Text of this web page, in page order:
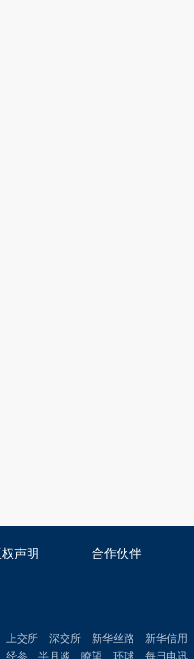
声明 合作伙伴
上交所 深交所 新华丝路 新华信用
经参 半月谈 瞭望 环球 每日电讯